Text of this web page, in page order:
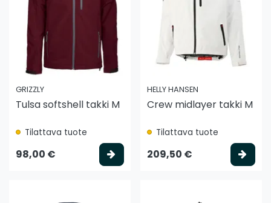
GRIZZLY
Tulsa softshell takki M
Tilattava tuote
98,00 € Valitse vaihtoehto
HELLY HANSEN
Crew midlayer takki M
Tilattava tuote
209,50 €